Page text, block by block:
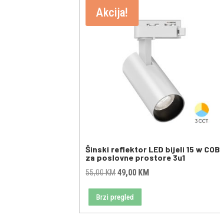
Akcija!
Šinski reflektor LED bijeli 15 w COB
za poslovne prostore 3u1
55,00KMOriginal
was:
55,00 KM.
49,00 KM
49,00 KM.
Brzi pregled